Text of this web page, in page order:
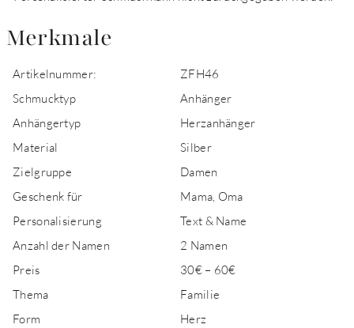
Merkmale
Artikelnummer:
ZFH46
Schmucktyp
Anhänger
Anhängertyp
Herzanhänger
Material
Silber
Zielgruppe
Damen
Geschenk für
Mama, Oma
Personalisierung
Text & Name
Anzahl der Namen
2 Namen
Preis
30€ – 60€
Thema
Familie
Form
Herz